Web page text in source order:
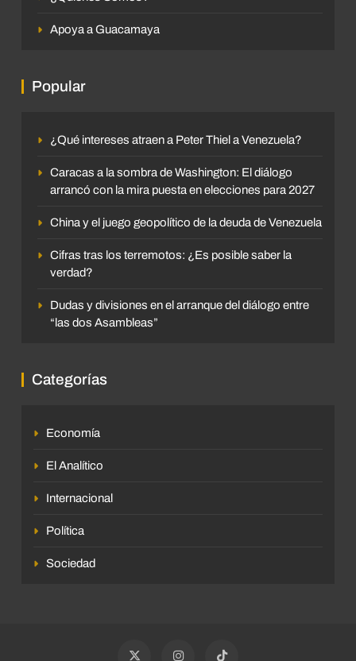
Apoya a Guacamaya
Popular
¿Qué intereses atraen a Peter Thiel a Venezuela?
Caracas a la sombra de Washington: El diálogo
arrancó con la mira puesta en elecciones para 2027
China y el juego geopolítico de la deuda de Venezuela
Cifras tras los terremotos: ¿Es posible saber la
verdad?
Dudas y divisiones en el arranque del diálogo entre
“las dos Asambleas”
Categorías
Economía
El Analítico
Internacional
Política
Sociedad